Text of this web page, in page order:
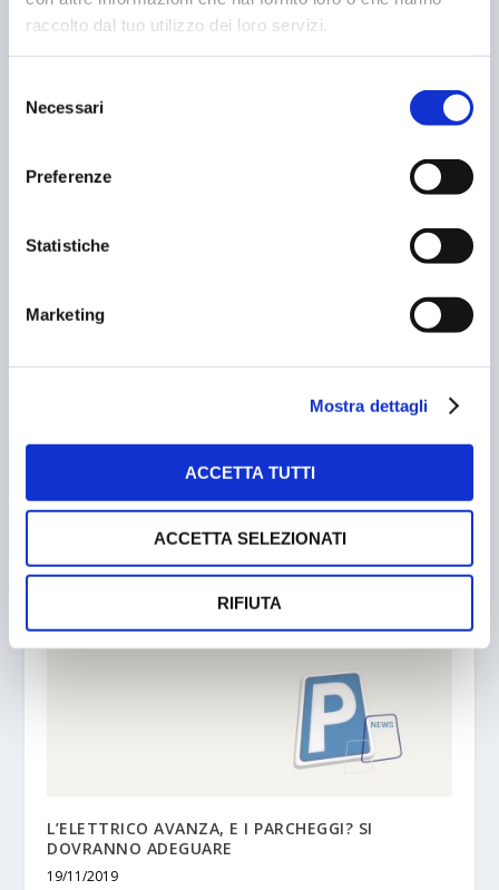
raccolto dal tuo utilizzo dei loro servizi.
delNecessari
Preferenze
Statistiche
Marketing
Mostra dettagli
ACCETTA TUTTI
ACCETTA SELEZIONATI
RIFIUTA
16/03/2003
PARCHEGGI E NUOVI SPAZI PER LA FIERA DI
VERONA
L’ELETTRICO AVANZA, E I PARCHEGGI? SI
DOVRANNO ADEGUARE
19/11/2019